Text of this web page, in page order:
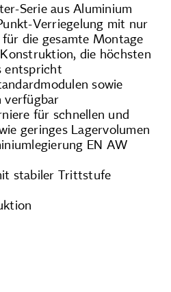
Serie aus Aluminium
Verriegelung mit nur
die gesamte Montage
die höchsten
entspricht
sowie
verfügbar
für schnellen und
geringes Lagervolumen
EN AW
stabiler Trittstufe